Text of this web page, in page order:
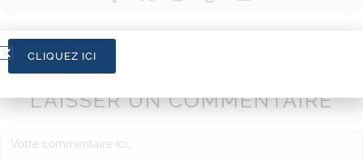
LAISSER UN COMMENTAIRE
CLIQUEZ ICI